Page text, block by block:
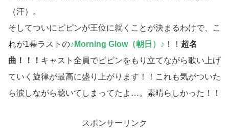
（汗）。
そしてついにピピンが王位に就くことが決まるわけで、こ
れが1幕ラストの♪Morning Glow（朝日）♪ ！！ 超名
曲！！！ キャスト全員でピピンをもり立てながら歌い上げ
ていく旋律が最高に盛り上がります！！これも気がついた
ら涙しながら聴いてしまってたよ…。素晴らしかった！！
スポンサーリンク